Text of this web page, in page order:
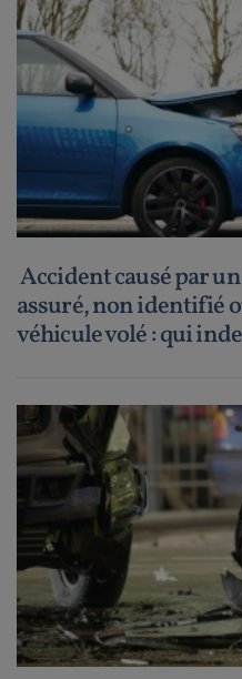
Accident causé par
assuré, non identifié
véhicule volé : qui